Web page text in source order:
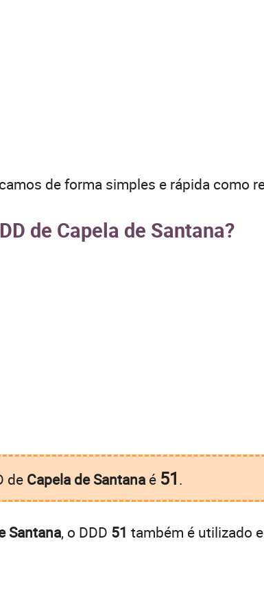
de forma simples e rápida como
de Capela de Santana?
de Capela de Santanaé 51.
Santana, o DDD 51 também é utilizado